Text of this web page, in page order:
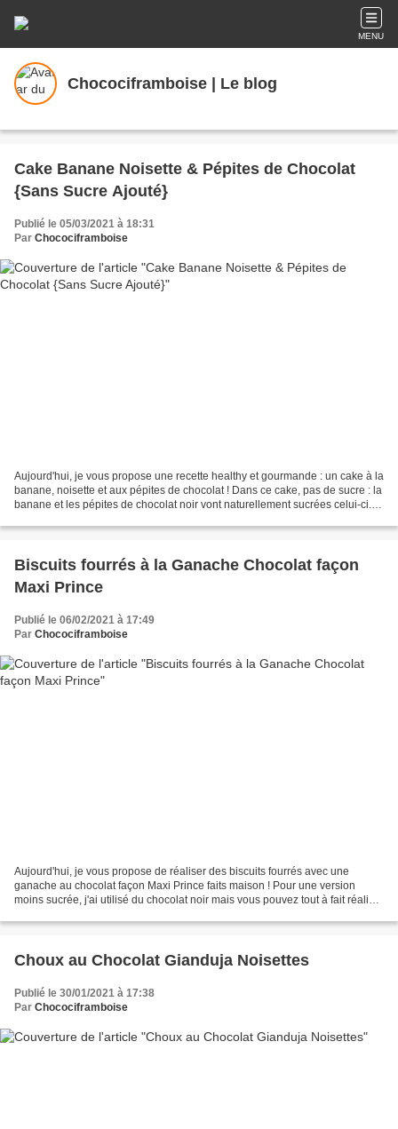
MENU
Chocociframboise | Le blog
Cake Banane Noisette & Pépites de Chocolat
{Sans Sucre Ajouté}
Publié le 05/03/2021 à 18:31
Par Chocociframboise
Aujourd'hui, je vous propose une recette healthy et gourmande : un cake à la
banane, noisette et aux pépites de chocolat ! Dans ce cake, pas de sucre : la
banane et les pépites de chocolat noir vont naturellement sucrées celui-ci.
Biscuits fourrés à la Ganache Chocolat façon
Maxi Prince
Publié le 06/02/2021 à 17:49
Par Chocociframboise
Aujourd'hui, je vous propose de réaliser des biscuits fourrés avec une
ganache au chocolat façon Maxi Prince faits maison ! Pour une version
moins sucrée, j'ai utilisé du chocolat noir mais vous pouvez tout à fait réaliser
Choux au Chocolat Gianduja Noisettes
Publié le 30/01/2021 à 17:38
Par Chocociframboise